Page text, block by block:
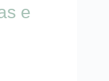
e